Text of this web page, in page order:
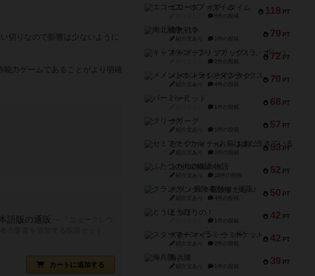
切りなので影響は少ないように
力ゲームであることがより明確
語版の通販
カートに追加する
118 PT
エコーズ・オブ・タイム
8件の投稿
79 PT
南北戦争
紹介文あり 1件の投稿
72 PT
キャプテン・フリップ：イスラ・ボンバ
2件の投稿
70 PT
メメントオンラインタクティクス
紹介文あり 4件の投稿
68 PT
パーミッド
1件の投稿
57 PT
クリーグ
紹介文あり 1件の投稿
53 PT
セミファイナル ～お前はまだ生きている～
紹介文あり 1件の投稿
52 PT
ふたつの街の物語
紹介文あり 18件の投稿
50 PT
クランク! ：冒険者たち（拡張）
紹介文あり 4件の投稿
42 PT
とうほうの！
1件の投稿
42 PT
スターマイン・ラミー ポケット
紹介文あり 2件の投稿
39 PT
海兵隊
紹介文あり 1件の投稿